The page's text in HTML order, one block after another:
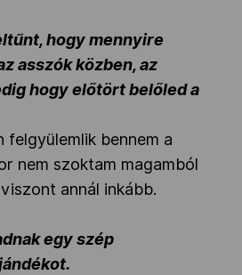
hogy mennyire
asszók közben, az
hogy előtört belőled a
felgyülemlik bennem a
nem szoktam magamból
annál inkább.
egy szép